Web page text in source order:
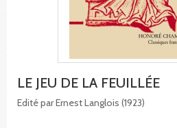
LE JEU DE LA FEUILLÉE
Edité par Ernest Langlois (1923)